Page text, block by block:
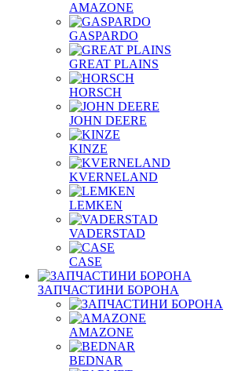
AMAZONE
GASPARDO
GREAT PLAINS
HORSCH
JOHN DEERE
KINZE
KVERNELAND
LEMKEN
VADERSTAD
СASE
ЗАПЧАСТИНИ БОРОНА
AMAZONE
BEDNAR